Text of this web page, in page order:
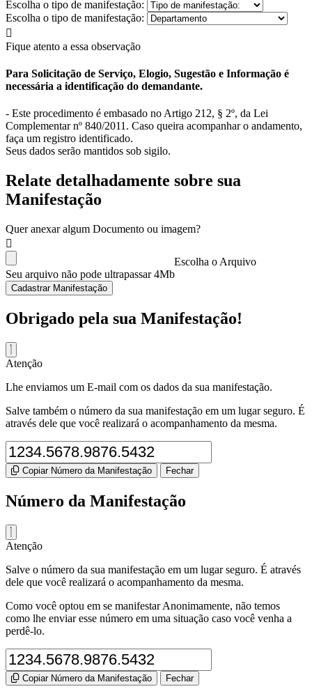
Escolha o tipo de manifestação:
Escolha o tipo de manifestação:
Fique atento a essa observação
Para Solicitação de Serviço, Elogio, Sugestão e Informação é
necessária a identificação do demandante.
- Este procedimento é embasado no Artigo 212, § 2º, da Lei
Complementar nº 840/2011. Caso queira acompanhar o andamento,
faça um registro identificado.
Seus dados serão mantidos sob sigilo.
Relate detalhadamente sobre sua
Manifestação
Quer anexar algum Documento ou imagem?
Escolha o Arquivo
Seu arquivo não pode ultrapassar 4Mb
Cadastrar Manifestação
Obrigado pela sua Manifestação!
Atenção
Lhe enviamos um E-mail com os dados da sua manifestação.
Salve também o número da sua manifestação em um lugar seguro. É
através dele que você realizará o acompanhamento da mesma.
Copiar Número da Manifestação Fechar
Número da Manifestação
Atenção
Salve o número da sua manifestação em um lugar seguro. É através
dele que você realizará o acompanhamento da mesma.
Como você optou em se manifestar Anonimamente, não temos
como lhe enviar esse número em uma situação caso você venha a
perdê-lo.
Copiar Número da Manifestação Fechar